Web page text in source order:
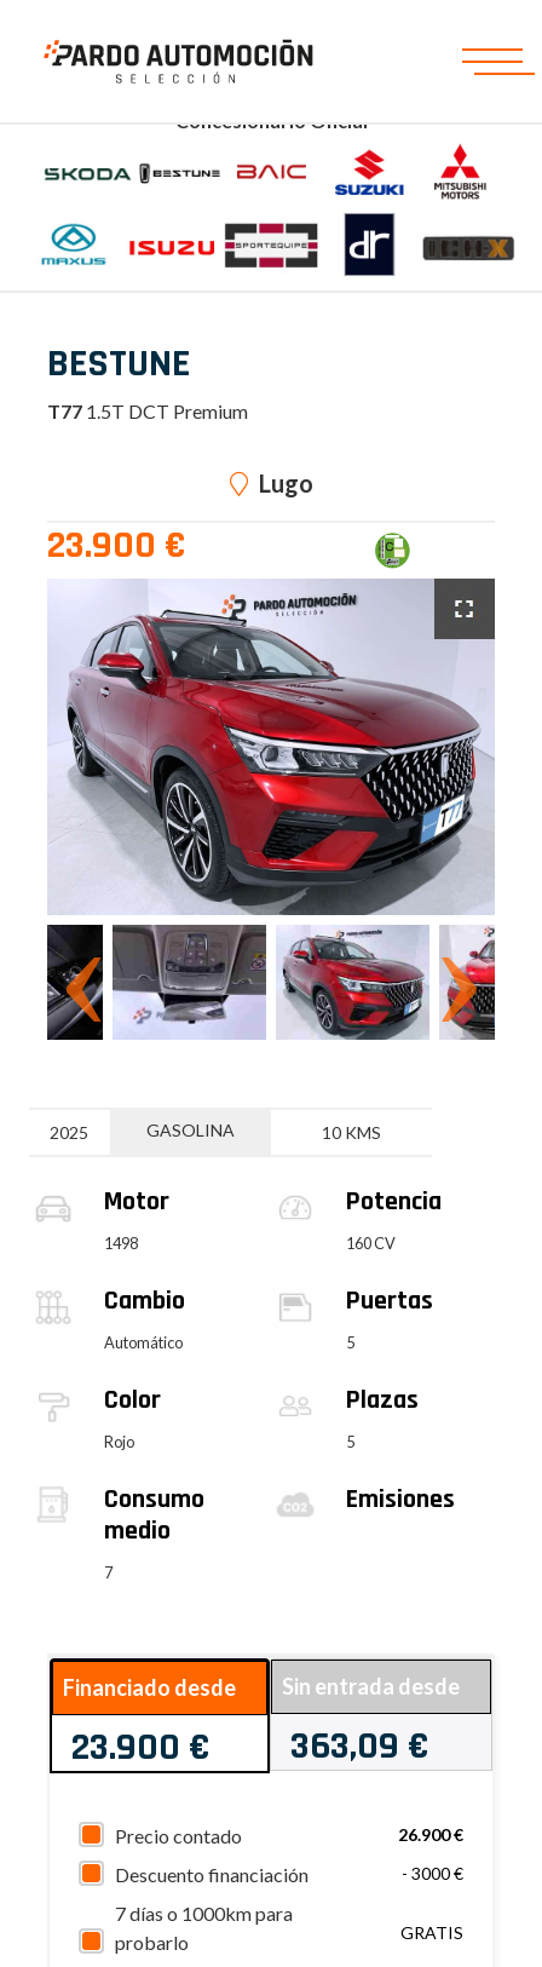
Concesionario Oficial
BESTUNE
T77 1.5T DCT Premium
Lugo
23.900 €
2025 GASOLINA 10 KMS
Motor
1498
Cambio
Automático
Color
Rojo
Consumo
medio
7
Potencia
160 CV
Puertas
5
Plazas
5
Emisiones
Financiado desde
23.900 €
Sin entrada desde
363,09 €
Precio contado 26.900 €
Descuento financiación - 3000 €
7 días o 1000km para
probarlo
GRATIS